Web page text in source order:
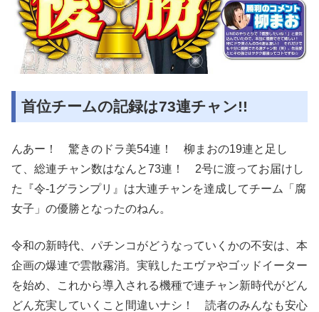
首位チームの記録は73連チャン!!
んあー！ 驚きのドラ美54連！ 柳まおの19連と足し
て、総連チャン数はなんと73連！ 2号に渡ってお届けし
た『令-1グランプリ』は大連チャンを達成してチーム「腐
女子」の優勝となったのねん。
令和の新時代、パチンコがどうなっていくかの不安は、本
企画の爆連で雲散霧消。実戦したエヴァやゴッドイーター
を始め、これから導入される機種で連チャン新時代がどん
どん充実していくこと間違いナシ！ 読者のみんなも安心